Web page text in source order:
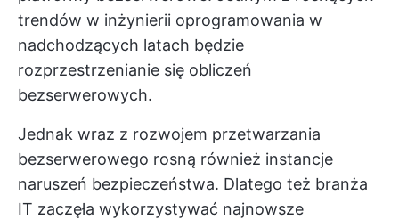
trendów w inżynierii oprogramowania w
nadchodzących latach będzie
rozprzestrzenianie się obliczeń
bezserwerowych.
Jednak wraz z rozwojem przetwarzania
bezserwerowego rosną również instancje
naruszeń bezpieczeństwa. Dlatego też branża
IT zaczęła wykorzystywać najnowsze